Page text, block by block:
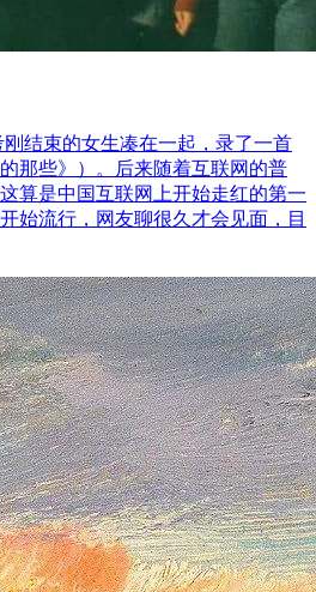
结束的女生凑在一起，录了一首
那些》）。后来随着互联网的普
算是中国互联网上开始走红的第一
始流行，网友聊很久才会见面，目